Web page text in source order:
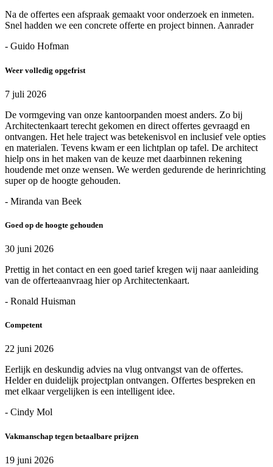
Na de offertes een afspraak gemaakt voor onderzoek en inmeten.
Snel hadden we een concrete offerte en project binnen. Aanrader
- Guido Hofman
Weer volledig opgefrist
7 juli 2026
De vormgeving van onze kantoorpanden moest anders. Zo bij
Architectenkaart terecht gekomen en direct offertes gevraagd en
ontvangen. Het hele traject was betekenisvol en inclusief vele opties
en materialen. Tevens kwam er een lichtplan op tafel. De architect
hielp ons in het maken van de keuze met daarbinnen rekening
houdende met onze wensen. We werden gedurende de herinrichting
super op de hoogte gehouden.
- Miranda van Beek
Goed op de hoogte gehouden
30 juni 2026
Prettig in het contact en een goed tarief kregen wij naar aanleiding
van de offerteaanvraag hier op Architectenkaart.
- Ronald Huisman
Competent
22 juni 2026
Eerlijk en deskundig advies na vlug ontvangst van de offertes.
Helder en duidelijk projectplan ontvangen. Offertes bespreken en
met elkaar vergelijken is een intelligent idee.
- Cindy Mol
Vakmanschap tegen betaalbare prijzen
19 juni 2026